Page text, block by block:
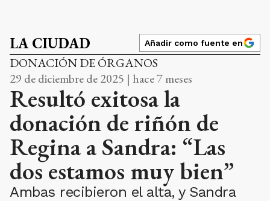
LA CIUDAD Añadir como fuente en
DONACIÓN DE ÓRGANOS
29 de diciembre de 2025 | hace 7 meses
Resultó exitosa la
donación de riñón de
Regina a Sandra: “Las
dos estamos muy bien”
Ambas recibieron el alta, y Sandra